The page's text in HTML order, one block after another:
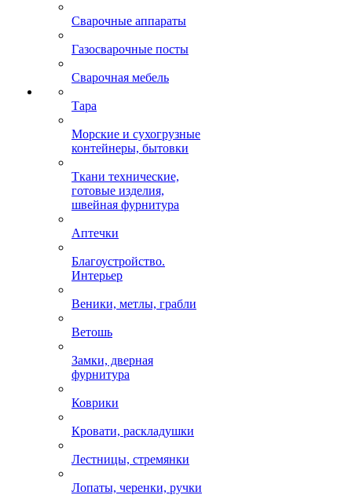
Сварочные аппараты
Газосварочные посты
Сварочная мебель
Тара
Морские и сухогрузные
контейнеры, бытовки
Ткани технические,
готовые изделия,
швейная фурнитура
Аптечки
Благоустройство.
Интерьер
Веники, метлы, грабли
Ветошь
Замки, дверная
фурнитура
Коврики
Кровати, раскладушки
Лестницы, стремянки
Лопаты, черенки, ручки